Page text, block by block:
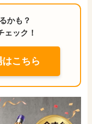
かも？
ェック！
こちら